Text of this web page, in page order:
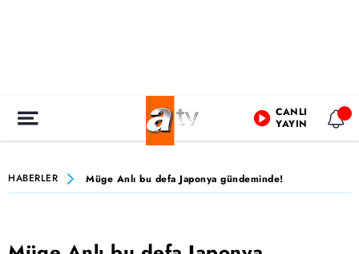
CANLI
YAYIN
HABERLER Müge Anlı bu defa Japonya gündeminde!